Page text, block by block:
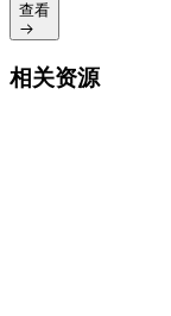
查看
相关资源